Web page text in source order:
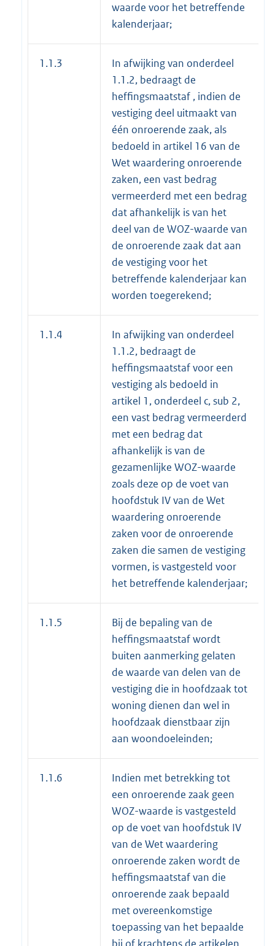
waarde voor het betreffende
kalenderjaar;
1.1.3
In afwijking van onderdeel
1.1.2, bedraagt de
heffingsmaatstaf , indien de
vestiging deel uitmaakt van
één onroerende zaak, als
bedoeld in artikel 16 van de
Wet waardering onroerende
zaken, een vast bedrag
vermeerderd met een bedrag
dat afhankelijk is van het
deel van de WOZ-waarde van
de onroerende zaak dat aan
de vestiging voor het
betreffende kalenderjaar kan
worden toegerekend;
1.1.4
In afwijking van onderdeel
1.1.2, bedraagt de
heffingsmaatstaf voor een
vestiging als bedoeld in
artikel 1, onderdeel c, sub 2,
een vast bedrag vermeerderd
met een bedrag dat
afhankelijk is van de
gezamenlijke WOZ-waarde
zoals deze op de voet van
hoofdstuk IV van de Wet
waardering onroerende
zaken voor de onroerende
zaken die samen de vestiging
vormen, is vastgesteld voor
het betreffende kalenderjaar;
1.1.5
Bij de bepaling van de
heffingsmaatstaf wordt
buiten aanmerking gelaten
de waarde van delen van de
vestiging die in hoofdzaak tot
woning dienen dan wel in
hoofdzaak dienstbaar zijn
aan woondoeleinden;
1.1.6
Indien met betrekking tot
een onroerende zaak geen
WOZ-waarde is vastgesteld
op de voet van hoofdstuk IV
van de Wet waardering
onroerende zaken wordt de
heffingsmaatstaf van die
onroerende zaak bepaald
met overeenkomstige
toepassing van het bepaalde